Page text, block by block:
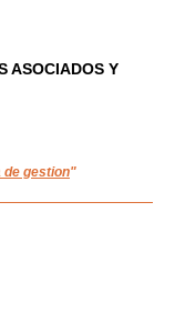
ASOCIADOS Y
gestion"